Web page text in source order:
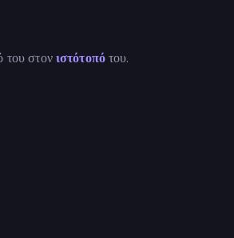
του στονιστότοπότου.